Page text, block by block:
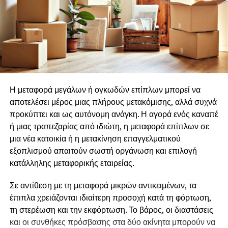
κοινωνικοποίηση κτίζει στο θεμέλιο της
οικογενειακής κοινωνικοποίηση
Την διατήρηση μηχανισμού συνεχούς
ανάπτυξης των στελεχών
εφαρμόζοντας την στρατηγική ανταλλαγμάτων <<
κερδίζω – κερδίζεις >>
παραχωρώντας στον εργαζόμενο την δυνατότητα να
συμμετέχει στους στόχους και τις νόρμες της
επιχείρησης.
Ρούλα
Σύμβουλος
Ιδιοκτήτρια της KPR CONSULTING
συμμετοχής και θα φιλοξενήσει 8–10 συμμετέχοντες,
ενώ κορυφώνεται με μια συλλογική δράση που
παρουσιάζεται το επόμενο έτος.
Οι αιτήσεις μόλις άνοιξαν και μπορούν να υποβάλλονται
έως τηνΚυριακή 9 Αυγούστου 2026, αποκλειστικά
Για πληροφορίες καιΥποβολή της Αίτησης δείτεΕΔΩ.
Αιτήσεις μέσω email, τηλεφωνικώς ή με άλλο τρόπο εκτός
της επίσημης αίτησης στην ιστοσελίδα δεν γίνονται
δεκτές.
residencies θα βρείτεΕΔΩ
Φωτογραφίες θα βρείτε ΕΔΩ
Η μεταφορά μεγάλων ή ογκωδών επίπλων μπορεί να
αποτελέσει μέρος μιας πλήρους μετακόμισης, αλλά συχνά
προκύπτει και ως αυτόνομη ανάγκη. Η αγορά ενός καναπέ
ή μιας τραπεζαρίας από ιδιώτη, η μεταφορά επίπλων σε
μια νέα κατοικία ή η μετακίνηση επαγγελματικού
εξοπλισμού απαιτούν σωστή οργάνωση και επιλογή
κατάλληλης μεταφορικής εταιρείας.
Σε αντίθεση με τη μεταφορά μικρών αντικειμένων, τα
έπιπλα χρειάζονται ιδιαίτερη προσοχή κατά τη φόρτωση,
τη στερέωση και την εκφόρτωση. Το βάρος, οι διαστάσεις
και οι συνθήκες πρόσβασης στα δύο ακίνητα μπορούν να